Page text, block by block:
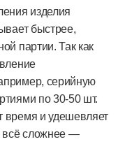
изделия
быстрее,
партии. Так как
серийную
по 30-50 шт.
время и удешевляет
всё сложнее —